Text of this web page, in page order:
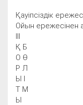
Қауіпсіздік
Ойын ережесінен
III
Қ Б
О Ө
Р Л
Ы І
Т М
Ы